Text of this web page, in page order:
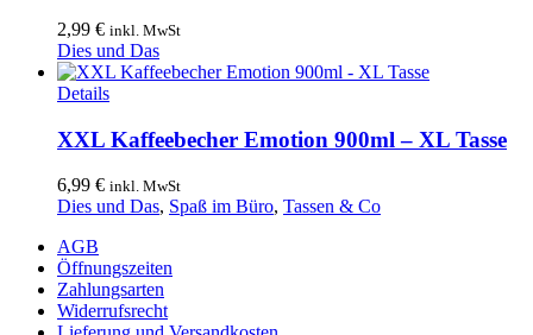
werden
2,99 € inkl. MwSt
Dies und Das
Details
XXL Kaffeebecher Emotion 900ml – XL Tasse
6,99 € inkl. MwSt
Dies und Das, Spaß im Büro, Tassen & Co
AGB
Öffnungszeiten
Zahlungsarten
Widerrufsrecht